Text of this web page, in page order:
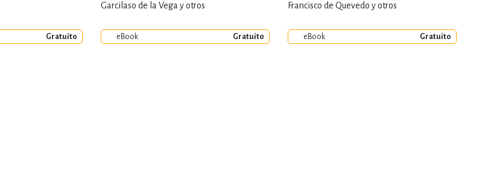
Gratuito
Garcilaso de la Vega y otros
eBook Gratuito
Francisco de Quevedo y otros
eBook Gratuito